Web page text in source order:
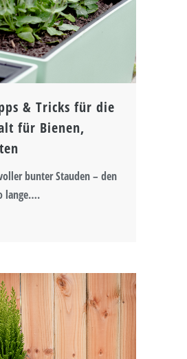
& Tricks für die
für Bienen,
bunter Stauden – den
lange….